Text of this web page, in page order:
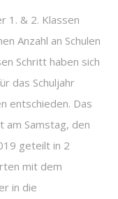
1. & 2. Klassen
Anzahl an Schulen
Schritt haben sich
das Schuljahr
entschieden. Das
am Samstag, den
geteilt in 2
mit dem
in die